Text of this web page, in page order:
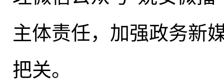
主体责任， 加强政务新
把关。